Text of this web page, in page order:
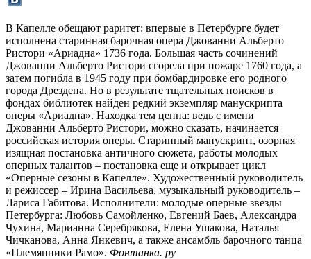
В Капелле обещают раритет: впервые в Петербурге будет
исполнена старинная барочная опера Джованни Альберто
Ристори «Ариадна» 1736 года. Большая часть сочинений
Джованни Альберто Ристори сгорела при пожаре 1760 года, а
затем погибла в 1945 году при бомбардировке его родного
города Дрездена. Но в результате тщательных поисков в
фондах библиотек найден редкий экземпляр манускрипта
оперы «Ариадна». Находка тем ценна: ведь с имени
Джованни Альберто Ристори, можно сказать, начинается
российская история оперы. Старинный манускрипт, озорная
изящная постановка античного сюжета, работы молодых
оперных талантов – постановка еще и открывает цикл
«Оперные сезоны в Капелле». Художественный руководитель
и режиссер – Ирина Васильева, музыкальный руководитель –
Лариса Габитова. Исполнители: молодые оперные звезды
Петербурга: Любовь Самойленко, Евгений Баев, Александра
Чухина, Марианна Серебрякова, Елена Ушакова, Наталья
Чичканова, Анна Янкевич, а также ансамбль барочного танца
«Племянники Рамо». Фонтанка. ру